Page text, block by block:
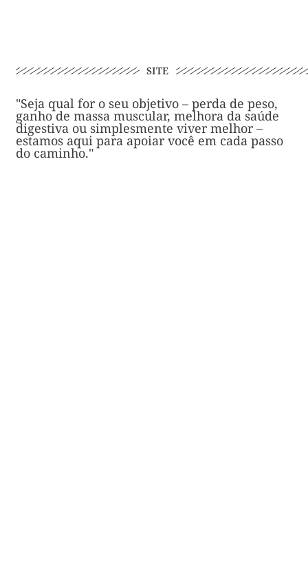
SITE
"Seja qual for o seu objetivo – perda de peso,
ganho de massa muscular, melhora da saúde
digestiva ou simplesmente viver melhor –
estamos aqui para apoiar você em cada passo
do caminho."